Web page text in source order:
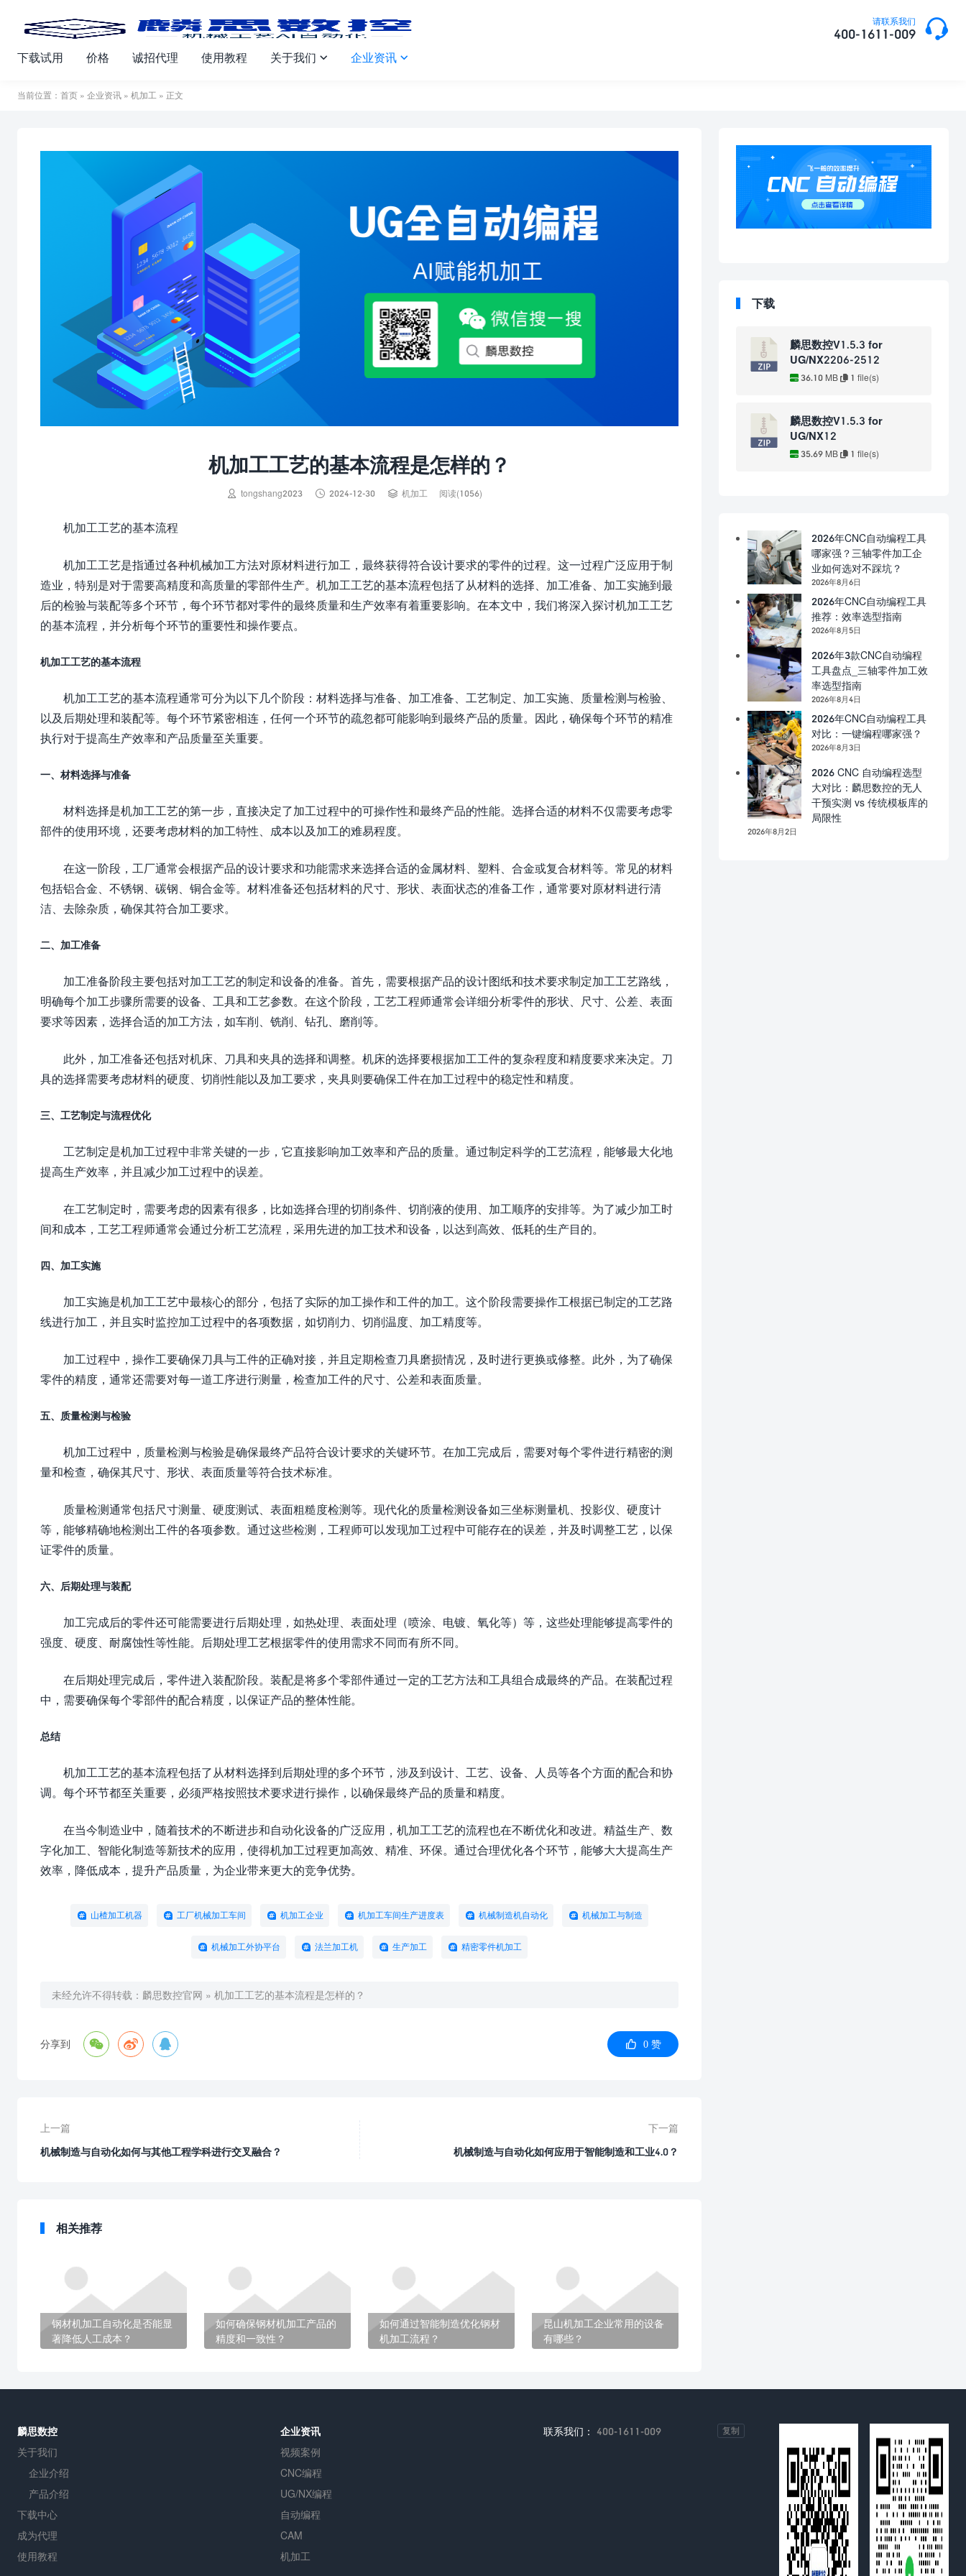
请联系我们
400-1611-009 
下载试用 价格 诚招代理 使用教程 关于我们  企业资讯 
当前位置： 首页 » 企业资讯 » 机加工 » 正文
机加工工艺的基本流程是怎样的？
 tongshang2023  2024-12-30  机加工 阅读(1056)
机加工工艺的基本流程
机加工工艺是指通过各种机械加工方法对原材料进行加工，最终获得符合设计要求的零件的过程。这一过程广泛应用于制
造业，特别是对于需要高精度和高质量的零部件生产。机加工工艺的基本流程包括了从材料的选择、加工准备、加工实施到最
后的检验与装配等多个环节，每个环节都对零件的最终质量和生产效率有着重要影响。在本文中，我们将深入探讨机加工工艺
的基本流程，并分析每个环节的重要性和操作要点。
机加工工艺的基本流程
机加工工艺的基本流程通常可分为以下几个阶段：材料选择与准备、加工准备、工艺制定、加工实施、质量检测与检验、
以及后期处理和装配等。每个环节紧密相连，任何一个环节的疏忽都可能影响到最终产品的质量。因此，确保每个环节的精准
执行对于提高生产效率和产品质量至关重要。
一、材料选择与准备
材料选择是机加工工艺的第一步，直接决定了加工过程中的可操作性和最终产品的性能。选择合适的材料不仅需要考虑零
部件的使用环境，还要考虑材料的加工特性、成本以及加工的难易程度。
在这一阶段，工厂通常会根据产品的设计要求和功能需求来选择合适的金属材料、塑料、合金或复合材料等。常见的材料
包括铝合金、不锈钢、碳钢、铜合金等。材料准备还包括材料的尺寸、形状、表面状态的准备工作，通常要对原材料进行清
洁、去除杂质，确保其符合加工要求。
二、加工准备
加工准备阶段主要包括对加工工艺的制定和设备的准备。首先，需要根据产品的设计图纸和技术要求制定加工工艺路线，
明确每个加工步骤所需要的设备、工具和工艺参数。在这个阶段，工艺工程师通常会详细分析零件的形状、尺寸、公差、表面
要求等因素，选择合适的加工方法，如车削、铣削、钻孔、磨削等。
此外，加工准备还包括对机床、刀具和夹具的选择和调整。机床的选择要根据加工工件的复杂程度和精度要求来决定。刀
具的选择需要考虑材料的硬度、切削性能以及加工要求，夹具则要确保工件在加工过程中的稳定性和精度。
三、工艺制定与流程优化
工艺制定是机加工过程中非常关键的一步，它直接影响加工效率和产品的质量。通过制定科学的工艺流程，能够最大化地
提高生产效率，并且减少加工过程中的误差。
在工艺制定时，需要考虑的因素有很多，比如选择合理的切削条件、切削液的使用、加工顺序的安排等。为了减少加工时
间和成本，工艺工程师通常会通过分析工艺流程，采用先进的加工技术和设备，以达到高效、低耗的生产目的。
四、加工实施
加工实施是机加工工艺中最核心的部分，包括了实际的加工操作和工件的加工。这个阶段需要操作工根据已制定的工艺路
线进行加工，并且实时监控加工过程中的各项数据，如切削力、切削温度、加工精度等。
加工过程中，操作工要确保刀具与工件的正确对接，并且定期检查刀具磨损情况，及时进行更换或修整。此外，为了确保
零件的精度，通常还需要对每一道工序进行测量，检查加工件的尺寸、公差和表面质量。
五、质量检测与检验
机加工过程中，质量检测与检验是确保最终产品符合设计要求的关键环节。在加工完成后，需要对每个零件进行精密的测
量和检查，确保其尺寸、形状、表面质量等符合技术标准。
质量检测通常包括尺寸测量、硬度测试、表面粗糙度检测等。现代化的质量检测设备如三坐标测量机、投影仪、硬度计
等，能够精确地检测出工件的各项参数。通过这些检测，工程师可以发现加工过程中可能存在的误差，并及时调整工艺，以保
证零件的质量。
六、后期处理与装配
加工完成后的零件还可能需要进行后期处理，如热处理、表面处理（喷涂、电镀、氧化等）等，这些处理能够提高零件的
强度、硬度、耐腐蚀性等性能。后期处理工艺根据零件的使用需求不同而有所不同。
在后期处理完成后，零件进入装配阶段。装配是将多个零部件通过一定的工艺方法和工具组合成最终的产品。在装配过程
中，需要确保每个零部件的配合精度，以保证产品的整体性能。
总结
机加工工艺的基本流程包括了从材料选择到后期处理的多个环节，涉及到设计、工艺、设备、人员等各个方面的配合和协
调。每个环节都至关重要，必须严格按照技术要求进行操作，以确保最终产品的质量和精度。
在当今制造业中，随着技术的不断进步和自动化设备的广泛应用，机加工工艺的流程也在不断优化和改进。精益生产、数
字化加工、智能化制造等新技术的应用，使得机加工过程更加高效、精准、环保。通过合理优化各个环节，能够大大提高生产
效率，降低成本，提升产品质量，为企业带来更大的竞争优势。
山楂加工机器 工厂机械加工车间 机加工企业 机加工车间生产进度表 机械制造机自动化 机械加工与制造
机械加工外协平台 法兰加工机 生产加工 精密零件机加工
未经允许不得转载： 麟思数控官网 » 机加工工艺的基本流程是怎样的？
分享到     0 赞
上一篇
机械制造与自动化如何与其他工程学科进行交叉融合？
下一篇
机械制造与自动化如何应用于智能制造和工业4.0？
相关推荐
钢材机加工自动化是否能显
著降低人工成本？
如何确保钢材机加工产品的
精度和一致性？
如何通过智能制造优化钢材
机加工流程？
昆山机加工企业常用的设备
有哪些？
下载
麟思数控V1.5.3 for
UG/NX2206-2512
36.10 MB 1 file(s)
麟思数控V1.5.3 for
UG/NX12
35.69 MB 1 file(s)
2026年CNC自动编程工具
哪家强？三轴零件加工企
业如何选对不踩坑？
2026年8月6日
2026年CNC自动编程工具
推荐：效率选型指南
2026年8月5日
2026年3款CNC自动编程
工具盘点_三轴零件加工效
率选型指南
2026年8月4日
2026年CNC自动编程工具
对比：一键编程哪家强？
2026年8月3日
2026 CNC 自动编程选型
大对比：麟思数控的无人
干预实测 vs 传统模板库的
局限性
2026年8月2日
麟思数控
关于我们
企业介绍
产品介绍
下载中心
成为代理
使用教程
企业资讯
视频案例
CNC编程
UG/NX编程
自动编程
CAM
机加工
联系我们： 400-1611-009 复制